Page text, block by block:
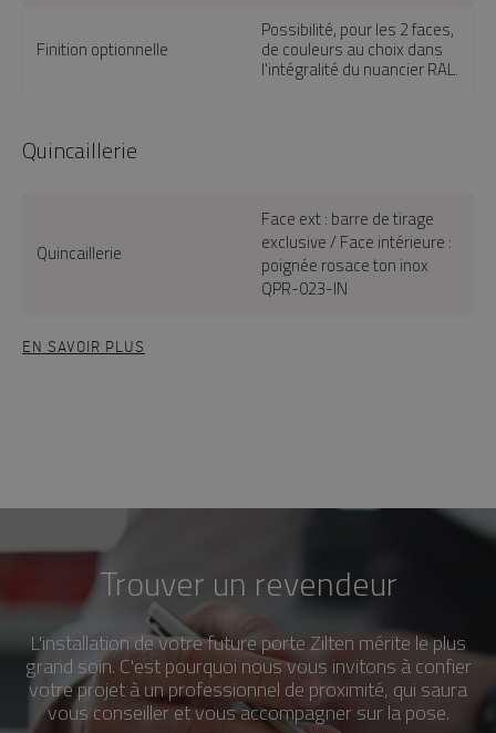
Finition optionnelle
Possibilité, pour les 2 faces,
de couleurs au choix dans
l'intégralité du nuancier RAL.
Quincaillerie
Quincaillerie
Face ext : barre de tirage
exclusive / Face intérieure :
poignée rosace ton inox
QPR-023-IN
EN SAVOIR PLUS
Trouver un revendeur
L'installation de votre future porte Zilten mérite le plus
grand soin. C'est pourquoi nous vous invitons à confier
votre projet à un professionnel de proximité, qui saura
vous conseiller et vous accompagner sur la pose.